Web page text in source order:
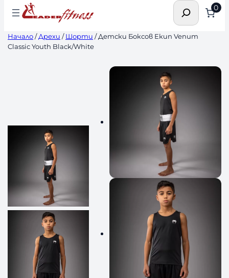
Търсене 0
Начало/Дрехи /Шорти / Детски Боксов Екип Venum
Classic Youth Black/White